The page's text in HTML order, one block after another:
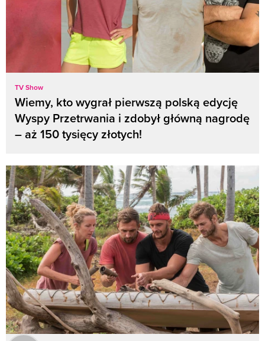
TV Show
Wiemy, kto wygrał pierwszą polską edycję
Wyspy Przetrwania i zdobył główną nagrodę
– aż 150 tysięcy złotych!